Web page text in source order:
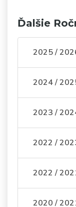
Ďalšie
2025 /
2024 /
2023 /
2022 /
2022 /
2020 /